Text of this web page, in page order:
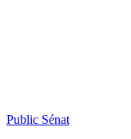
Public Sénat